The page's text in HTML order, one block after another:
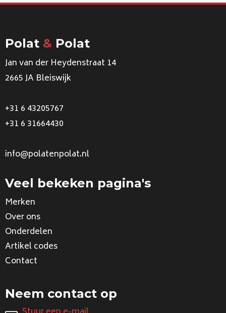
Polat & Polat
Jan van der Heydenstraat 14
2665 JA Bleiswijk
+31 6 43205767
+31 6 31664430
info@polatenpolat.nl
Veel bekeken pagina's
Merken
Over ons
Onderdelen
Artikel codes
Contact
Neem contact op